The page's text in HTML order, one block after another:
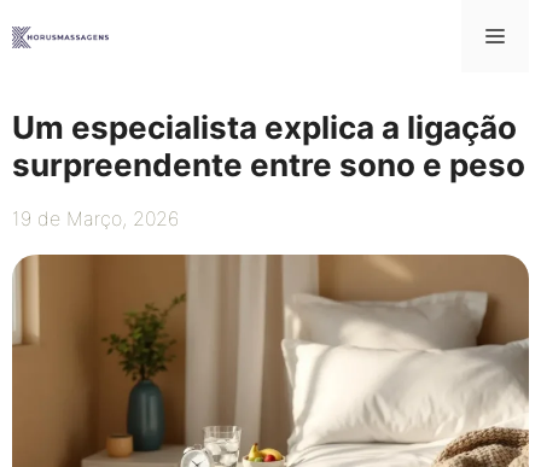
para
Um especialista explica a ligação
surpreendente entre sono e peso
19 de Março, 2026